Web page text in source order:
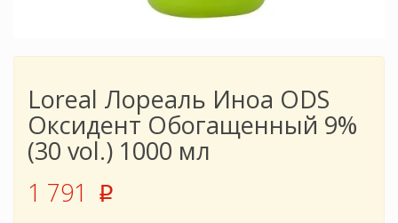
Loreal Лореаль Иноа ODS
Оксидент Обогащенный 9%
(30 vol.) 1000 мл
1 791
p